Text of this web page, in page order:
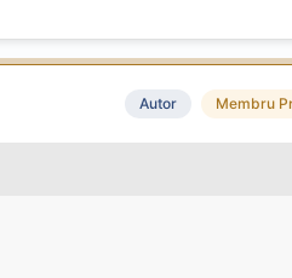
Autor Membru